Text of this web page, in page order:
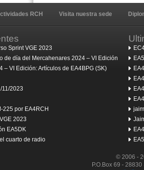
RCH Visita nuestra sede
Sprint VGE 2023
de día del Mercahenares 2024 – VI Edición
– VI Edición: Artículos de EA4BPG (SK)
11/2023
225 por EA4RCH
2023
EA5DK
cuarto de radio
© 2006 -
P.O.Box 69 -